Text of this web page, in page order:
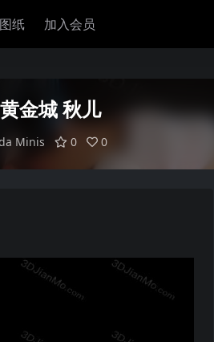
纸 加入会员
金城 秋儿
Minis 0 0